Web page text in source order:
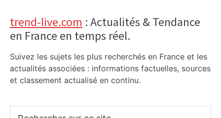
trend-live.com : Actualités & Tendance
en France en temps réel.
Suivez les sujets les plus recherchés en France et les
actualités associées : informations factuelles, sources
et classement actualisé en continu.